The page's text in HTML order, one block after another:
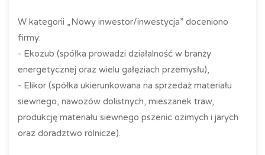
W kategorii „Nowy inwestor/inwestycja” doceniono
firmy:
- Ekozub (spółka prowadzi działalność w branży
energetycznej oraz wielu gałęziach przemysłu),
- Elikor (spółka ukierunkowana na sprzedaż materiału
siewnego, nawozów dolistnych, mieszanek traw,
produkcję materiału siewnego pszenic ozimych i jarych
oraz doradztwo rolnicze).